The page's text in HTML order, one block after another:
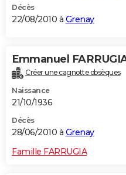
Décès
22/08/2010 à Grenay
Emmanuel
Créer une cagnotte obsèques
Naissance
21/10/1936
Décès
28/06/2010 à Grenay
Famille FARRUGIA